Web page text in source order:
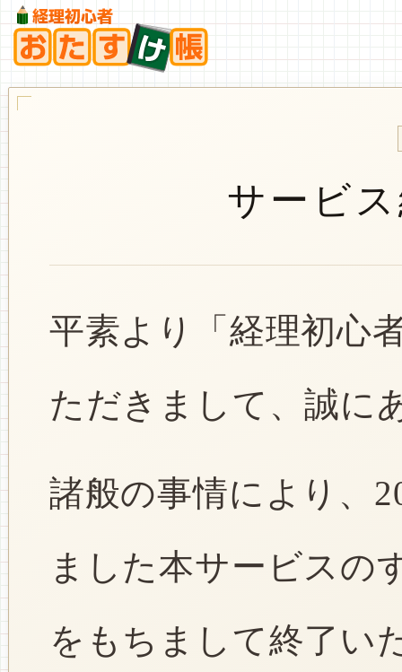
サービ
平素より「経理初心
ただきまして、誠に
諸般の事情により、
ました本サービスの
をもちまして終了い